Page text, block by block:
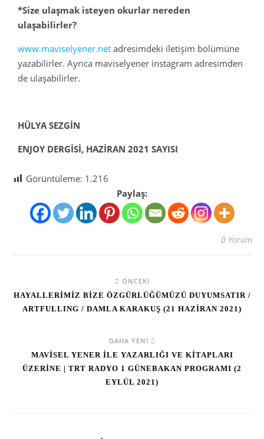
*Size ulaşmak isteyen okurlar nereden
ulaşabilirler?
www.maviselyener.net adresimdeki iletişim bölümüne
yazabilirler. Ayrıca maviselyener instagram adresimden
de ulaşabilirler.
HÜLYA SEZGİN
ENJOY DERGİSİ, HAZİRAN 2021 SAYISI
Görüntüleme: 1.216
Paylaş:
0 Yorum
ÖNCEKI
HAYALLERİMİZ BİZE ÖZGÜRLÜĞÜMÜZÜ DUYUMSATIR /
ARTFULLING / DAMLA KARAKUŞ (21 HAZİRAN 2021)
DAHA YENI
MAVİSEL YENER İLE YAZARLIĞI VE KİTAPLARI
ÜZERİNE | TRT RADYO 1 GÜNEBAKAN PROGRAMI (2
EYLÜL 2021)